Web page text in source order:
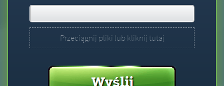
Przeciągnij pliki lub kliknij tutaj